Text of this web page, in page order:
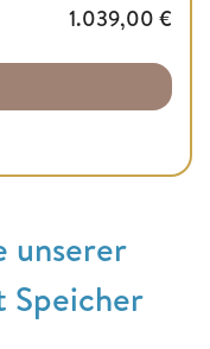
1.039,00 €
unserer
Speicher